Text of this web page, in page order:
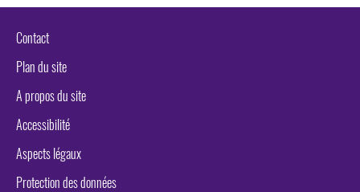
Contact
Plan du site
A propos du site
Accessibilité
Aspects légaux
Protection des données